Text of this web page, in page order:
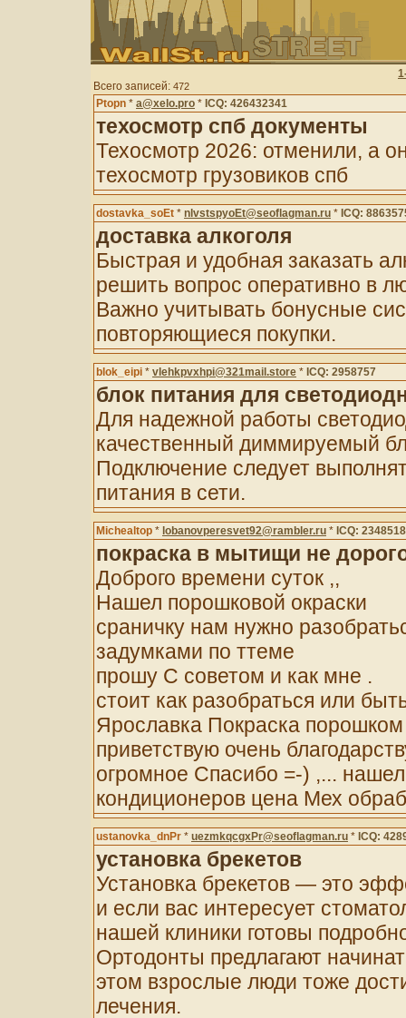
Всего записей: 472
Ptopn * a@xelo.pro * ICQ: 426432341
техосмотр спб документы
Техосмотр 2026: отменили, а
техосмотр грузовиков спб
dostavka_soEt * nlvstspyoEt@seoflagman.ru * ICQ:
доставка алкоголя
Быстрая и удобная заказать
решить вопрос оперативно в
Важно учитывать бонусные
повторяющиеся покупки.
blok_eipi * vlehkpvxhpi@321mail.store * ICQ: 2958757
блок питания для
Для надежной работы
качественный диммируемый
Подключение следует
питания в сети.
Michealtop * lobanovperesvet92@rambler.ru * ICQ:
покраска в мытищи не
Доброго времени суток ,,
Нашел порошковой окраски
сраничку нам нужно
задумками по ттеме
прошу C советом и как мне .
стоит как разобраться или
Ярославка Покраска
приветствую очень
огромное Спасибо =-) ,...
кондиционеров цена Мех
ustanovka_dnPr * uezmkqcgxPr@seoflagman.ru * ICQ:
установка брекетов
Установка брекетов — это
и если вас интересует
нашей клиники готовы
Ортодонты предлагают
этом взрослые люди тоже
лечения.